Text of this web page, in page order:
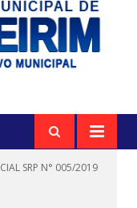
SRP N° 005/2019